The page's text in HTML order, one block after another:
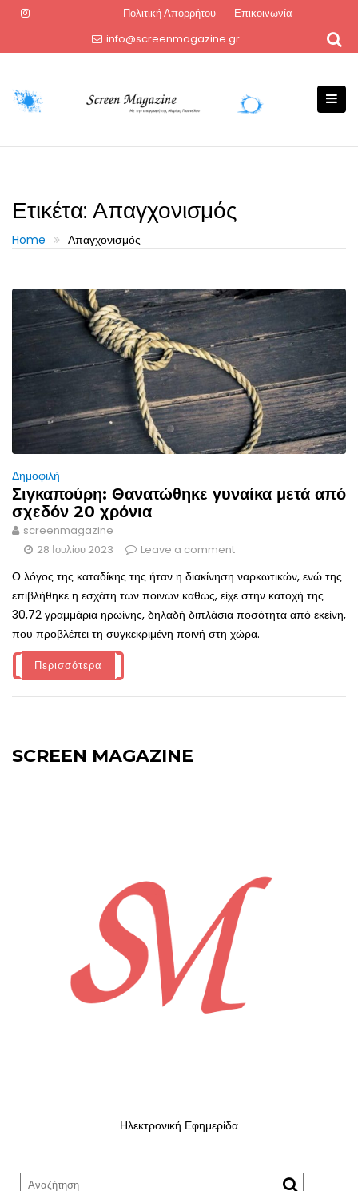
Πολιτική Απορρήτου
Επικοινωνία
info@screenmagazine.gr
Ετικέτα: Απαγχονισμός
Home Απαγχονισμός
Δημοφιλή
Σιγκαπούρη: Θανατώθηκε γυναίκα μετά από
σχεδόν 20 χρόνια
screenmagazine
28 Ιουλίου 2023
Leave a comment
Ο λόγος της καταδίκης της ήταν η διακίνηση ναρκωτικών, ενώ της
επιβλήθηκε η εσχάτη των ποινών καθώς, είχε στην κατοχή της
30,72 γραμμάρια ηρωίνης, δηλαδή διπλάσια ποσότητα από εκείνη,
που προβλέπει τη συγκεκριμένη ποινή στη χώρα.
Περισσότερα
SCREEN MAGAZINE
Ηλεκτρονική Εφημερίδα